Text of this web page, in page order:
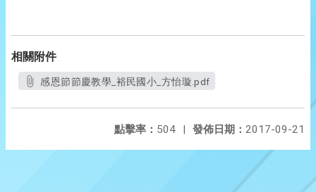
相關附件
感恩節節慶教學_裕民國小_方怡璇.pdf
發佈日期： 2017-09-21
點擊率： 504 |